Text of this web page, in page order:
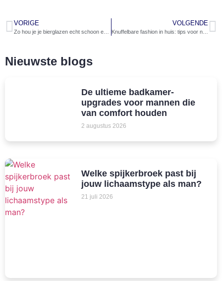
VORIGE VOLGENDE
Knuffelbare fashion in huis: tips voor neotenic design in je interieur
Nieuwste blogs
De ultieme badkamer-
upgrades voor mannen die
van comfort houden
2 augustus 2026
Welke spijkerbroek past bij
jouw lichaamstype als man?
21 juli 2026